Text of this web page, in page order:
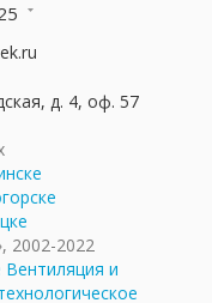
д. 4, оф. 57
2002-2022
Вентиляция и